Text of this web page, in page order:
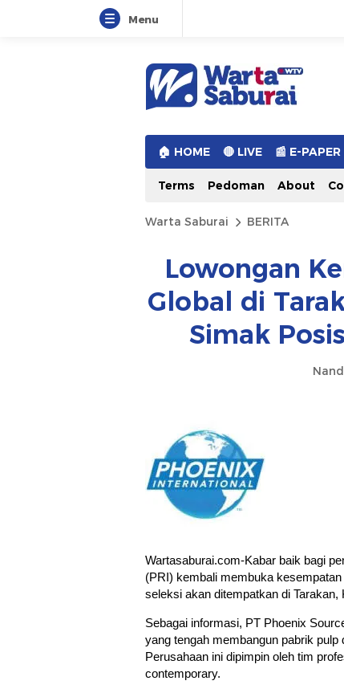
Menu
Warta Saburai
Sumber Informasi Terkini
🏠︎ HOME 🔴 LIVE 📰 E-PAPER
Terms Pedoman About
Warta Saburai BERITA
Lowongan
Global di
Simak
Wartasaburai.com-Kabar baik bagi
(PRI) kembali membuka
seleksi akan ditempatkan di Tarakan,
Sebagai informasi, PT Phoenix
yang tengah membangun pabrik
Perusahaan ini dipimpin oleh tim
contemporary.